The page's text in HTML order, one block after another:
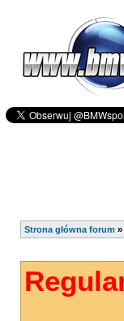
Strona główna forum »